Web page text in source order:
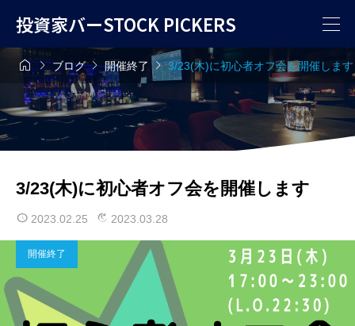
投資家バーSTOCK PICKERS
ブログ開催終了 3/23(木)に初心者オフ会を開催します
3/23(木)に初心者オフ会を開催します
2023.02.25 2023.03.28
開催終了